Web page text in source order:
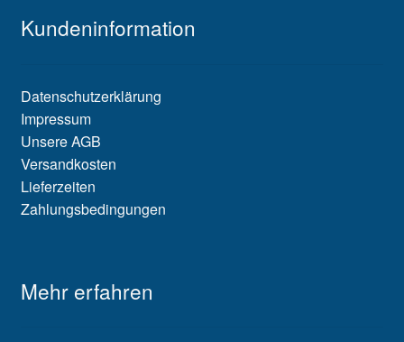
Kundeninformation
Datenschutzerklärung
Impressum
Unsere AGB
Versandkosten
Lieferzeiten
Zahlungsbedingungen
Mehr erfahren